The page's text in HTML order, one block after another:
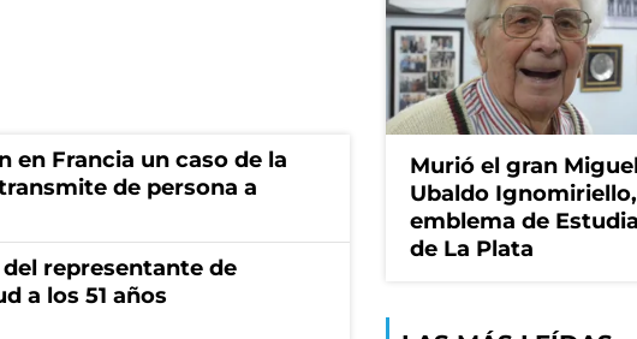
en Francia un caso de la
de persona a
representante de
a los 51 años
Murió el gran Miguel
Ubaldo
emblema de
de La Plata